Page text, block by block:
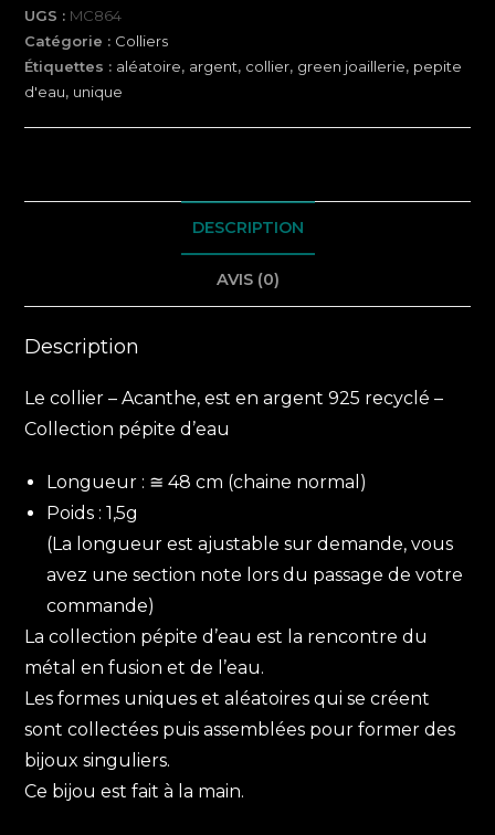
UGS : MC864
Catégorie : Colliers
Étiquettes : aléatoire, argent, collier, green joaillerie, pepite
d'eau, unique
DESCRIPTION
AVIS (0)
Description
Le collier – Acanthe, est en argent 925 recyclé –
Collection pépite d’eau
Longueur : ≅ 48 cm (chaine normal)
Poids : 1,5g
(La longueur est ajustable sur demande, vous
avez une section note lors du passage de votre
commande)
La collection pépite d’eau est la rencontre du
métal en fusion et de l’eau.
Les formes uniques et aléatoires qui se créent
sont collectées puis assemblées pour former des
bijoux singuliers.
Ce bijou est fait à la main.